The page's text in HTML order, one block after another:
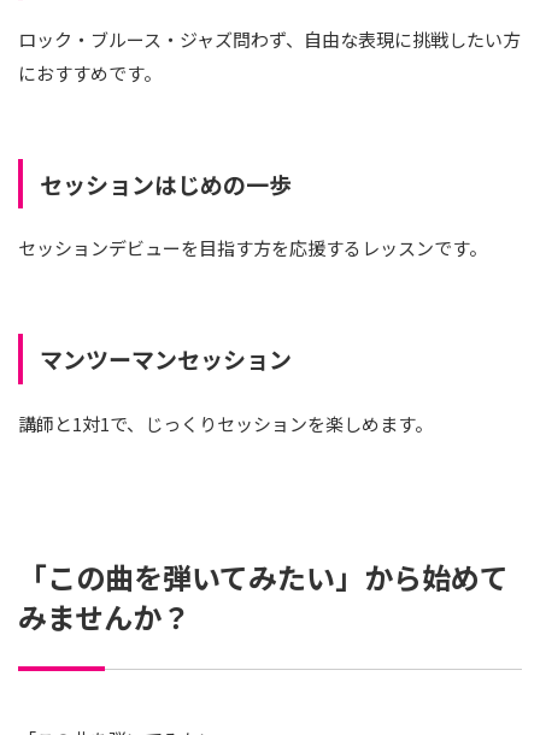
ロック・ブルース・ジャズ問わず、自由な表現に挑戦したい方
におすすめです。
セッションはじめの一歩
セッションデビューを目指す方を応援するレッスンです。
マンツーマンセッション
講師と1対1で、じっくりセッションを楽しめます。
「この曲を弾いてみたい」から始めて
みませんか？